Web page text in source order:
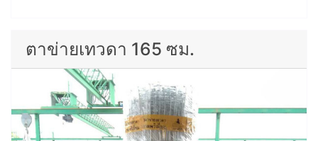
ตาข่ายเทวดา 165 ซม.